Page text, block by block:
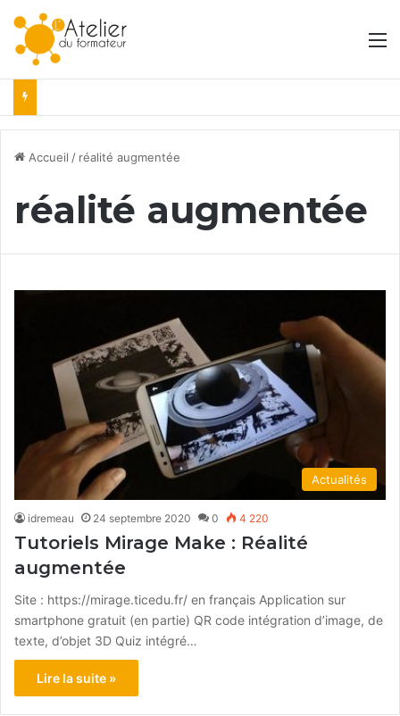
Accueil / réalité augmentée
réalité augmentée
Actualités
idremeau 24 septembre 2020 0 4 220
Tutoriels Mirage Make : Réalité
augmentée
Site : https://mirage.ticedu.fr/ en français Application sur
smartphone gratuit (en partie) QR code intégration d’image, de
texte, d’objet 3D Quiz intégré…
Lire la suite »